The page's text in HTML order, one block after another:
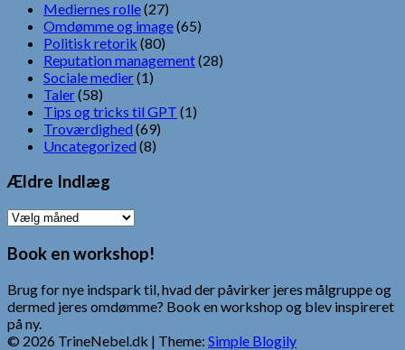
Mediernes rolle(27)
Omdømme og image(65)
Politisk retorik (80)
Reputation management(28)
Sociale medier(1)
Taler(58)
Tips og tricks til GPT (1)
Troværdighed (69)
Uncategorized (8)
Ældre Indlæg
Ældre
Book en workshop!
Brug for nye indspark til, hvad der påvirker jeres målgruppe og
dermed jeres omdømme? Book en workshop og blev inspireret
på ny.
© 2026 TrineNebel.dk | Theme: Simple Blogily